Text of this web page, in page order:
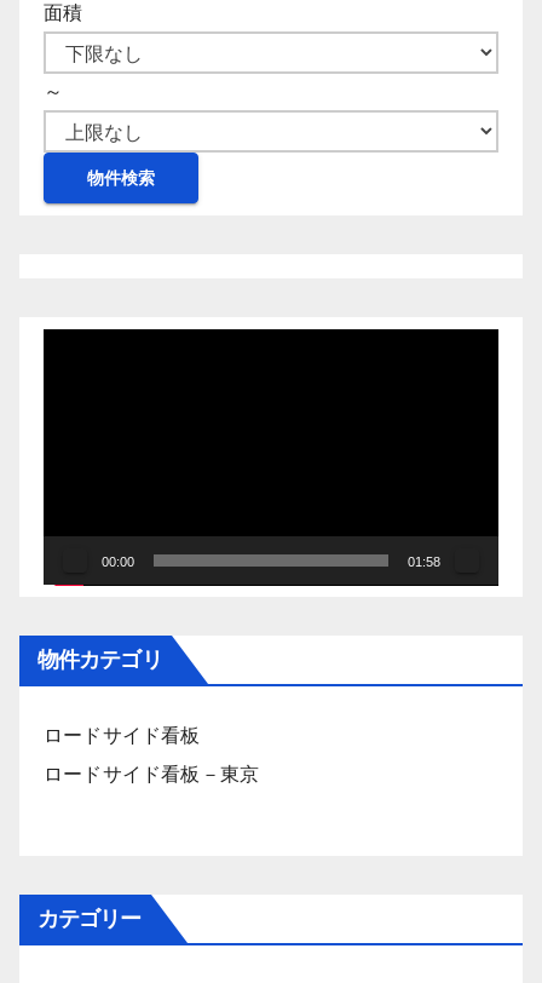
面積
～
00:00 01:58
物件カテゴリ
ロードサイド看板
ロードサイド看板－東京
カテゴリー